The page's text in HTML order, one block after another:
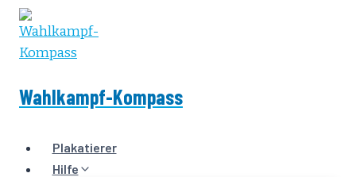
Zum
Inhalt
springen
Wahlkampf-Kompass
Plakatierer
Hilfe